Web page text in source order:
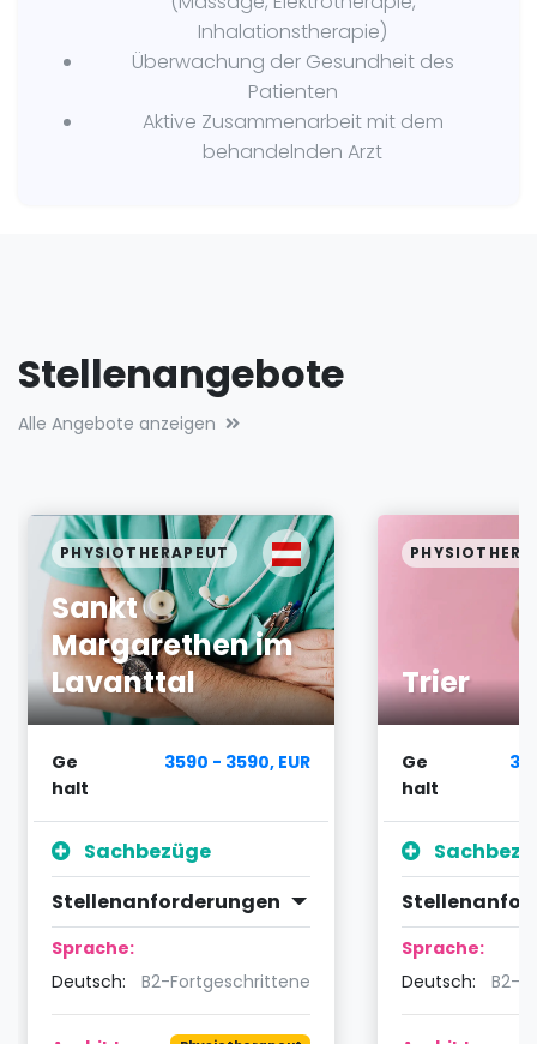
Inhalationstherapie)
Überwachung der Gesundheit des
Patienten
Aktive Zusammenarbeit mit dem
behandelnden Arzt
Stellenangebote
Alle Angebote anzeigen
Sankt
Margarethen im
Lavanttal
PHYSIOTHERAPEUT
Ge
halt
3590 - 3590, EUR
Sachbezüge
Stellenanforderungen
Sprache:
Deutsch:
B2-Fortgeschrittene
Trier
Ge
halt
Sprache:
Deutsch:
B2-